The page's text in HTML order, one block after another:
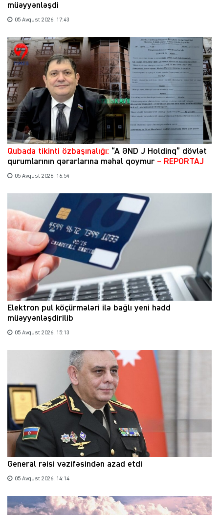
müəyyənləşdi
05 Avqust 2026, 17:43
Qubada tikinti özbaşınalığı: “A ƏND J Holdinq” dövlət
qurumlarının qərarlarına məhəl qoymur – REPORTAJ
05 Avqust 2026, 16:54
Elektron pul köçürmələri ilə bağlı yeni hədd
müəyyənləşdirilib
05 Avqust 2026, 15:13
General rəisi vəzifəsindən azad etdi
05 Avqust 2026, 14:14